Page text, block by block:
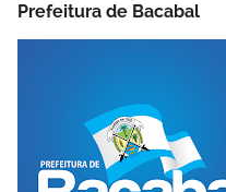
Prefeitura de Bacabal